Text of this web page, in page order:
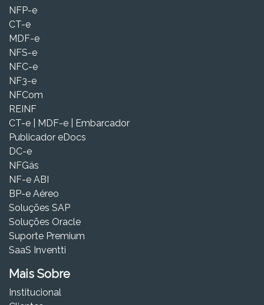
NFP-e
CT-e
MDF-e
NFS-e
NFC-e
NF3-e
NFCom
REINF
CT-e | MDF-e | Embarcador
Publicador eDocs
DC-e
NFGás
NF-e ABI
BP-e Aéreo
Soluções SAP
Soluções Oracle
Suporte Premium
SaaS Inventti
Mais Sobre
Institucional